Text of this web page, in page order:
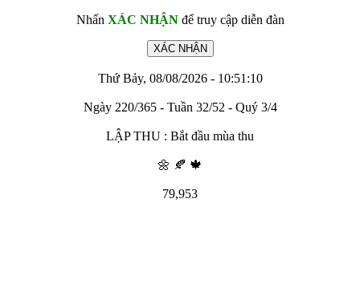
Nhấn XÁC NHẬNđể truy cập diễn đàn
Thứ Bảy, 08/08/2026 - 10:51:10
Ngày 220/365 - Tuần 32/52 - Quý 3/4
LẬP THU : Bắt đầu mùa thu
🌼 🍂 🍁
79,953